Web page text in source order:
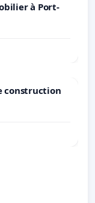
à Port-
construction